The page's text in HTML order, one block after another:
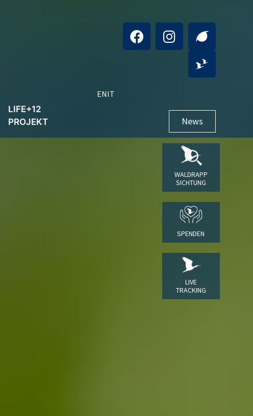
LIFE+12
PROJEKT
ENIT
News
WALDRAPP
SICHTUNG
SPENDEN
LIVE
TRACKING